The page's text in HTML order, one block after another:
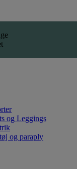
og Leggings
og paraply